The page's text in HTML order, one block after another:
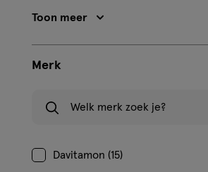
Toon meer
Merk
Davitamon (15)